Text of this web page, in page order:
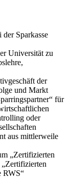
Sparkasse
Universität zu
der
und Markt
für
oder
aus mittlerweile
„Zertifizierten
RWS“